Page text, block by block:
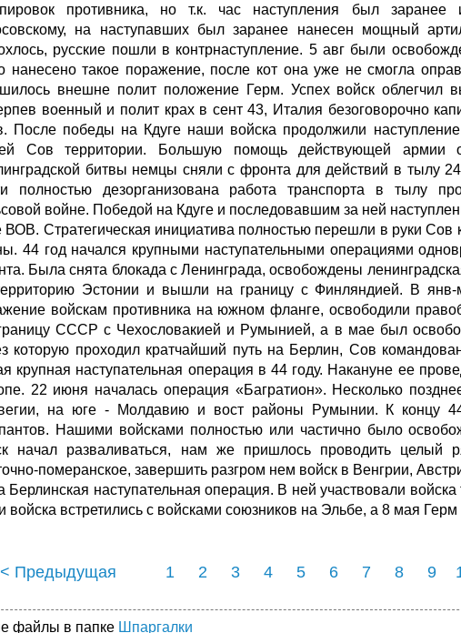
противника, но т.к. час наступления был
на наступавших был заранее нанесен мощный
русские пошли в контрнаступление. 5 авг были
нанесено такое поражение, после кот она уже не смогла
внешне полит положение Герм. Успех войск облегчил
военный и полит крах в сент 43, Италия безоговорочно
После победы на Кдуге наши войска продолжили
Сов территории. Большую помощь действующей армии
битвы немцы сняли с фронта для действий в тылу
полностью дезорганизована работа транспорта в тылу
войне. Победой на Кдуге и последовавшим за ней
ВОВ. Стратегическая инициатива полностью перешли в руки
44 год начался крупными наступательными операциями
Была снята блокада с Ленинграда, освобождены
Эстонии и вышли на границу с Финляндией. В янв-
войскам противника на южном фланге, освободили
СССР с Чехословакией и Румынией, а в мае был
которую проходил кратчайший путь на Берлин, Сов
крупная наступательная операция в 44 году. Накануне ее
22 июня началась операция «Багратион». Несколько
на юге - Молдавию и вост районы Румынии. К концу
Нашими войсками полностью или частично было
начал разваливаться, нам же пришлось проводить целый
померанское, завершить разгром нем войск в Венгрии,
Берлинская наступательная операция. В ней участвовали
войска встретились с войсками союзников на Эльбе, а 8 мая
< Предыдущая 1 2 3 4 5 6 7 8 9
файлы в папке Шпаргалки